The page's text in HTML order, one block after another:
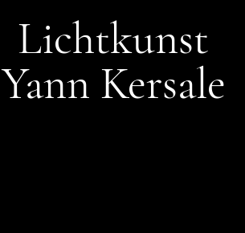
Lichtkunst
Yann Kersale